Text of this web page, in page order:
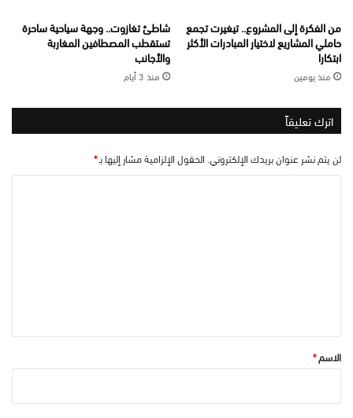
من الفكرة إلى المشروع.. تيغيرت تجمع
حاملي المشاريع لاختيار المبادرات الأكثر
ابتكارا
منذ يومين
شاطئ تغازوت.. وجهة سياحية ساحرة
تستقطب المصطافين المغاربة
والأجانب
منذ 3 أيام
اترك تعليقاً
لن يتم نشر عنوان بريدك الإلكتروني. الحقول الإلزامية مشار إليها بـ*
*الاسم*